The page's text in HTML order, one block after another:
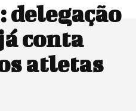
conta
atletas